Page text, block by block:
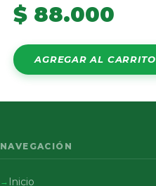
$ 88.000
AGREGAR AL CARRITO
NAVEGACIÓN
Inicio